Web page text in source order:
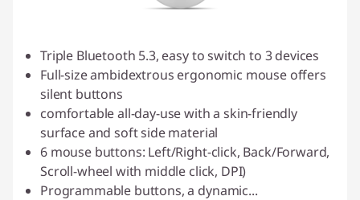
Triple Bluetooth 5.3, easy to switch to 3 devices
Full-size ambidextrous ergonomic mouse offers
silent buttons
comfortable all-day-use with a skin-friendly
surface and soft side material
6 mouse buttons: Left/Right-click, Back/Forward,
Scroll-wheel with middle click, DPI)
Programmable buttons, a dynamic...